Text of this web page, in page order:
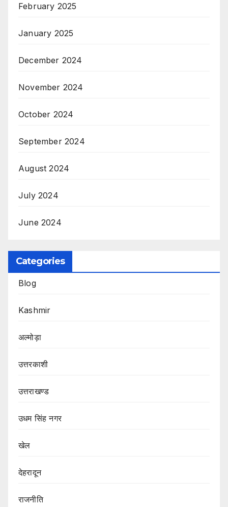
February 2025
January 2025
December 2024
November 2024
October 2024
September 2024
August 2024
July 2024
June 2024
Categories
Blog
Kashmir
अल्मोड़ा
उत्तरकाशी
उत्तराखण्ड
उधम सिंह नगर
खेल
देहरादून
राजनीति